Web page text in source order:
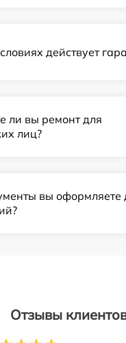
действует
ли вы ремонт для
лиц?
вы оформляете
Отзывы